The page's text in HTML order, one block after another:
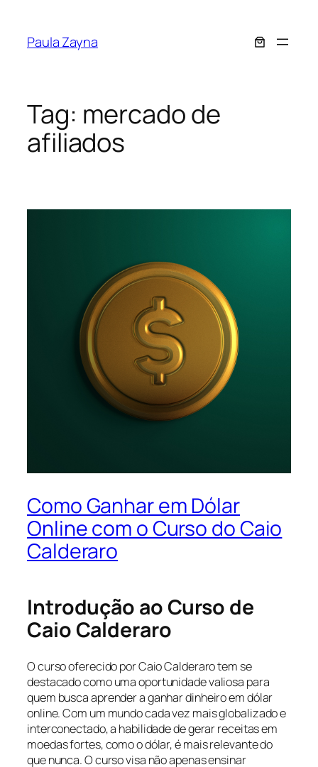
Paula Zayna
Tag: mercado de
afiliados
Como Ganhar em Dólar
Online com o Curso do Caio
Calderaro
Introdução ao Curso de
Caio Calderaro
O curso oferecido por Caio Calderaro tem se
destacado como uma oportunidade valiosa para
quem busca aprender a ganhar dinheiro em dólar
online. Com um mundo cada vez mais globalizado e
interconectado, a habilidade de gerar receitas em
moedas fortes, como o dólar, é mais relevante do
que nunca. O curso visa não apenas ensinar